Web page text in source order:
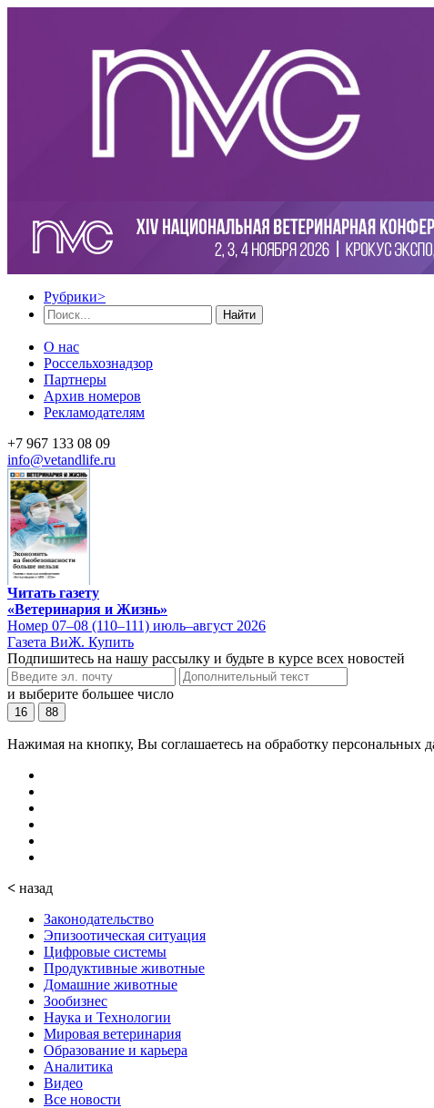
Рубрики>
Найти
О нас
Россельхознадзор
Партнеры
Архив номеров
Рекламодателям
+7 967 133 08 09
info@vetandlife.ru
Читать газету
«Ветеринария и Жизнь»
Номер 07–08 (110–111) июль–август 2026
Газета ВиЖ. Купить
Подпишитесь на нашу рассылку и будьте в курсе всех новостей
и выберите большее число
16 88
Нажимая на кнопку, Вы соглашаетесь на обработку персональных
< назад
Законодательство
Эпизоотическая ситуация
Цифровые системы
Продуктивные животные
Домашние животные
Зообизнес
Наука и Технологии
Мировая ветеринария
Образование и карьера
Аналитика
Видео
Все новости